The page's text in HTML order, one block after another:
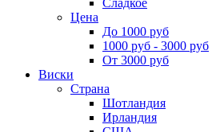
Цена
До 1000 руб
1000 руб - 3000 руб
От 3000 руб
Виски
Страна
Шотландия
Ирландия